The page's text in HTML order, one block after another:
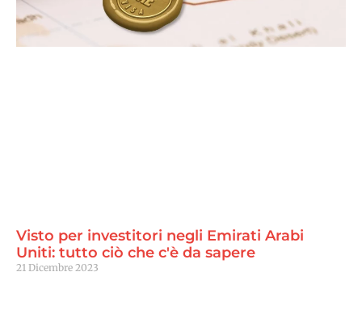
Visto per investitori negli Emirati Arabi
Uniti: tutto ciò che c'è da sapere
21 Dicembre 2023